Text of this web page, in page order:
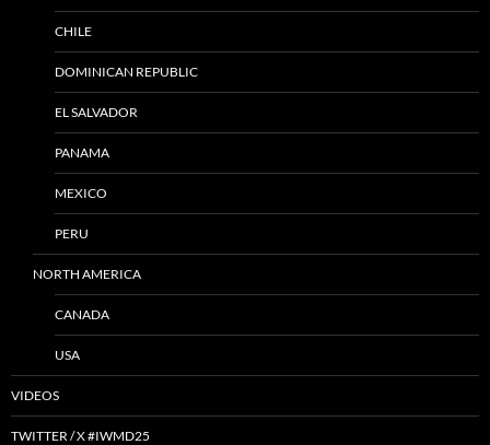
CHILE
DOMINICAN REPUBLIC
EL SALVADOR
PANAMA
MEXICO
PERU
NORTH AMERICA
CANADA
USA
VIDEOS
TWITTER / X #IWMD25